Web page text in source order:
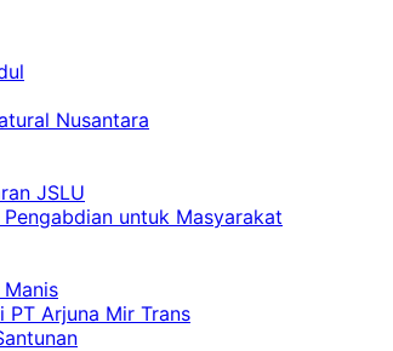
Nusantara
JSLU
untuk Masyarakat
PT Arjuna Mir Trans